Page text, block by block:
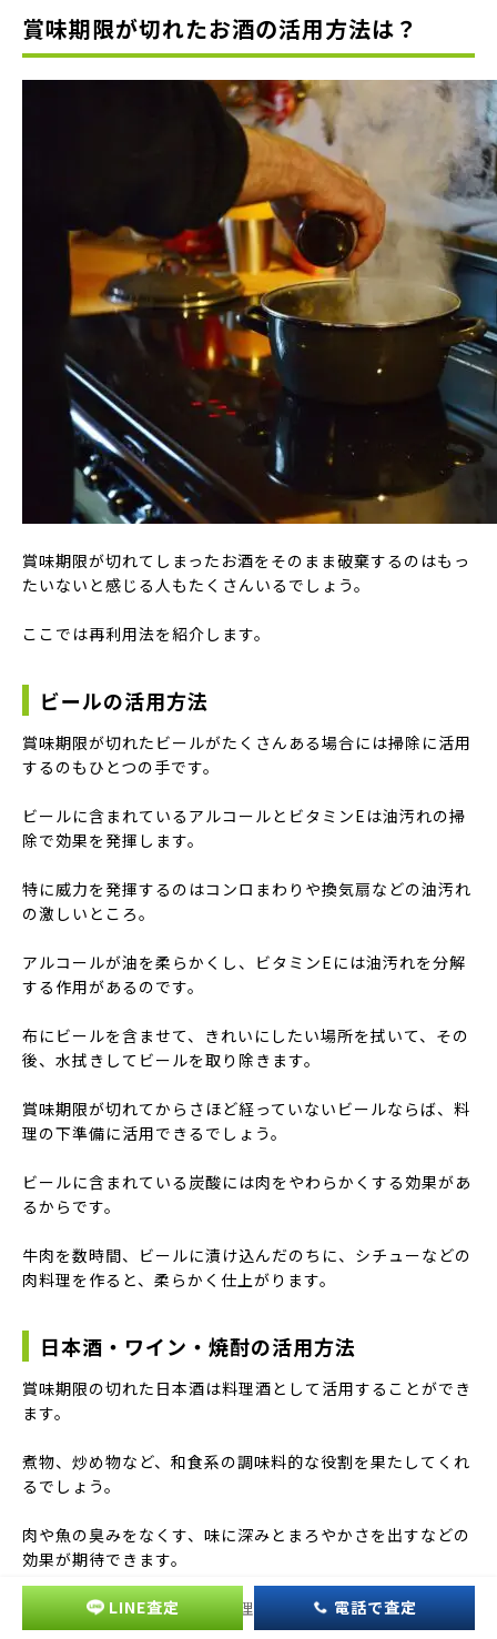
賞味期限が切れたお酒の活用方法は？
賞味期限が切れてしまったお酒をそのまま破棄するのはもっ
たいないと感じる人もたくさんいるでしょう。
ここでは再利用法を紹介します。
ビールの活用方法
賞味期限が切れたビールがたくさんある場合には掃除に活用
するのもひとつの手です。
ビールに含まれているアルコールとビタミンEは油汚れの掃
除で効果を発揮します。
特に威力を発揮するのはコンロまわりや換気扇などの油汚れ
の激しいところ。
アルコールが油を柔らかくし、ビタミンEには油汚れを分解
する作用があるのです。
布にビールを含ませて、きれいにしたい場所を拭いて、その
後、水拭きしてビールを取り除きます。
賞味期限が切れてからさほど経っていないビールならば、料
理の下準備に活用できるでしょう。
ビールに含まれている炭酸には肉をやわらかくする効果があ
るからです。
牛肉を数時間、ビールに漬け込んだのちに、シチューなどの
肉料理を作ると、柔らかく仕上がります。
日本酒・ワイン・焼酎の活用方法
賞味期限の切れた日本酒は料理酒として活用することができ
ます。
煮物、炒め物など、和食系の調味料的な役割を果たしてくれ
るでしょう。
肉や魚の臭みをなくす、味に深みとまろやかさを出すなどの
効果が期待できます。
賞味期限が切れたワインも料理酒として活用しましょう。
LINE査定 電話で査定